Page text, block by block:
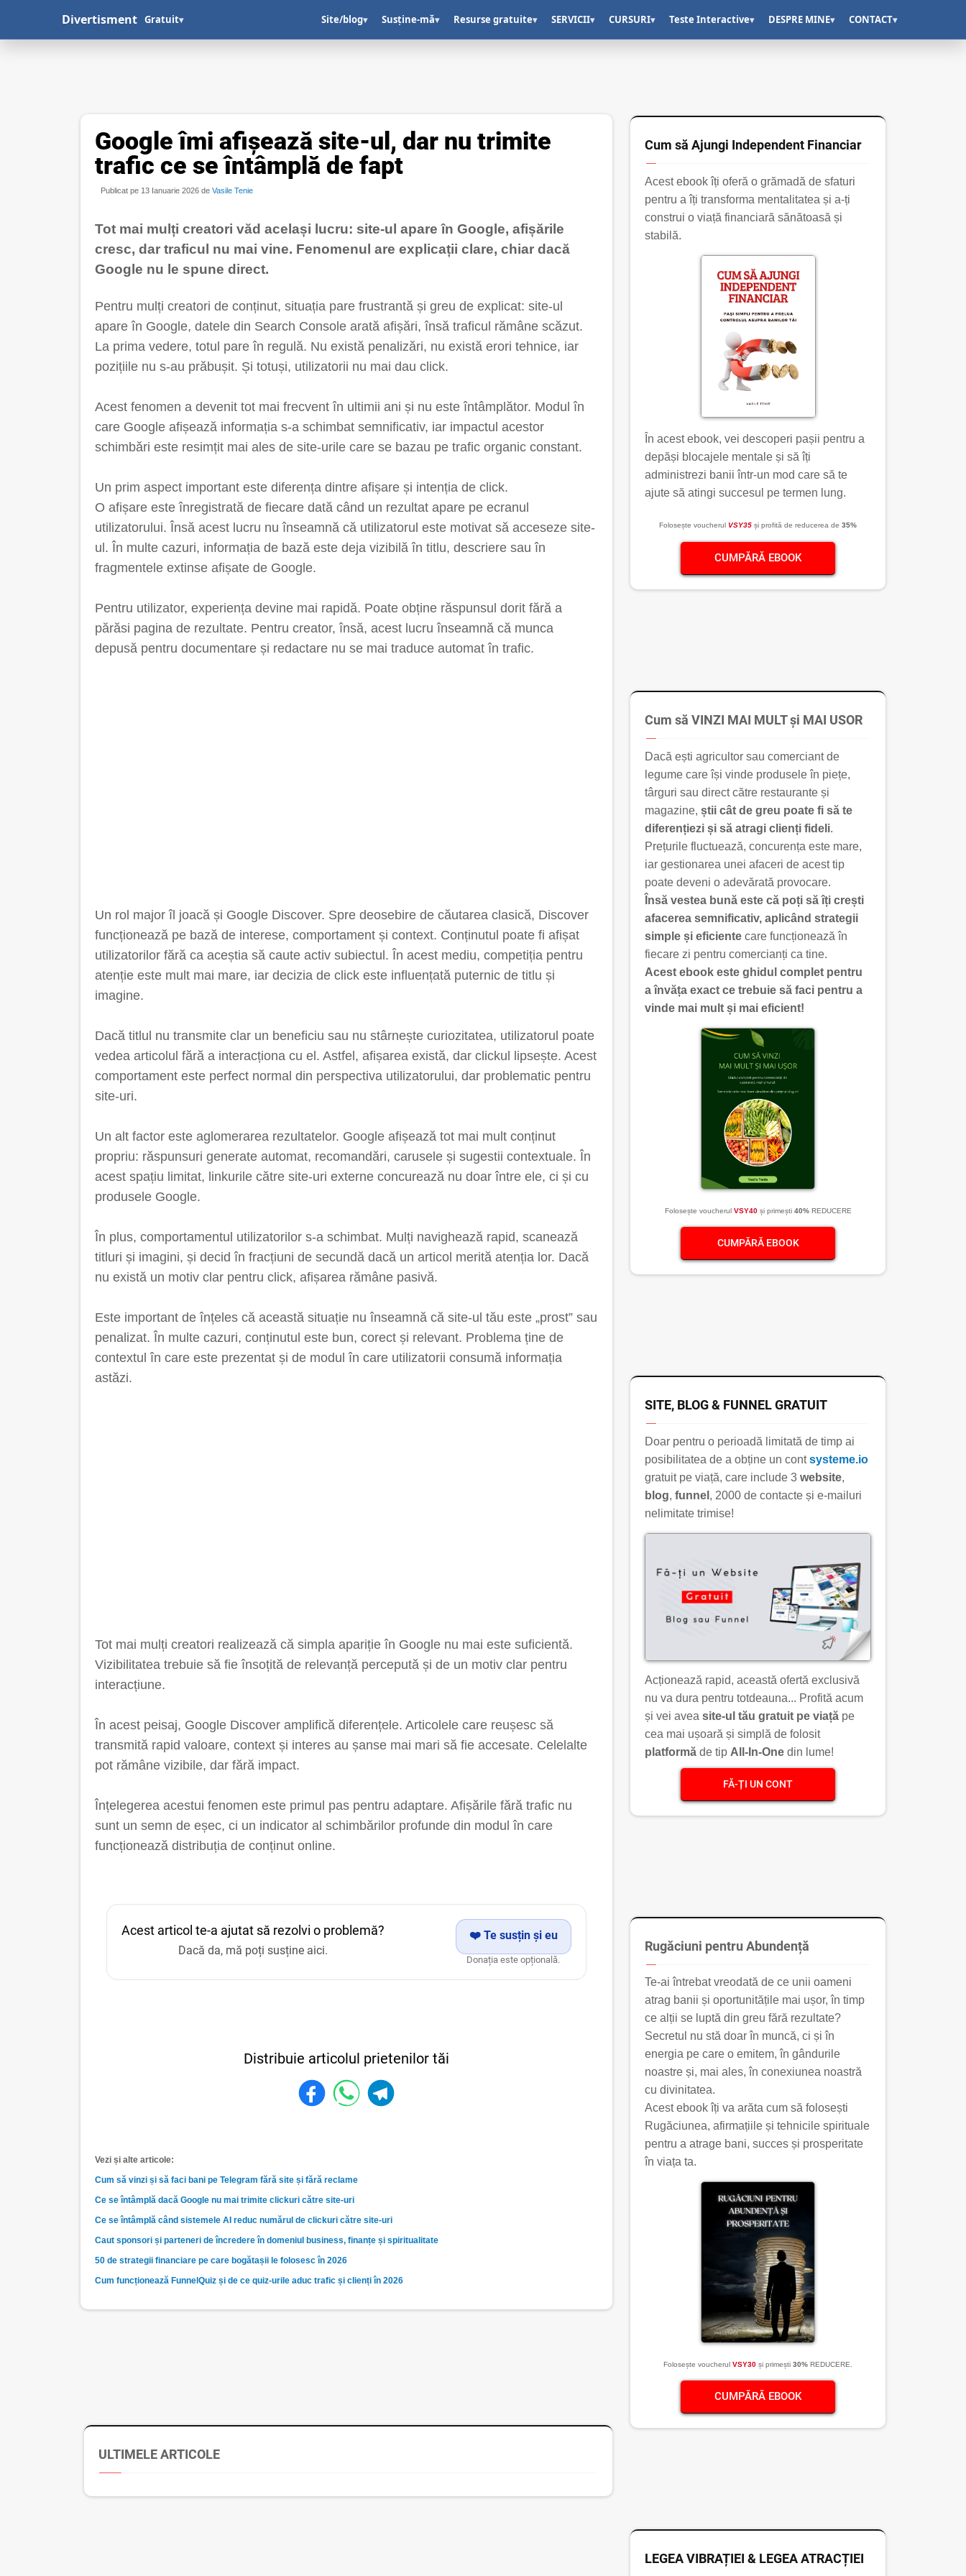
Divertisment Gratuit▾ Site/blog▾ Susține-mă▾ Resurse gratuite▾ SERVICII▾ CURSURI▾ Teste Interactive▾ DESPRE MINE▾ CONTACT▾
Google îmi afișează site-ul, dar nu trimite
trafic ce se întâmplă de fapt
Publicat pe 13 Ianuarie 2026 de Vasile Tenie
Tot mai mulți creatori văd același lucru: site-ul apare în Google, afișările
cresc, dar traficul nu mai vine. Fenomenul are explicații clare, chiar dacă
Google nu le spune direct.
Pentru mulți creatori de conținut, situația pare frustrantă și greu de explicat: site-ul
apare în Google, datele din Search Console arată afișări, însă traficul rămâne scăzut.
La prima vedere, totul pare în regulă. Nu există penalizări, nu există erori tehnice, iar
pozițiile nu s-au prăbușit. Și totuși, utilizatorii nu mai dau click.
Acest fenomen a devenit tot mai frecvent în ultimii ani și nu este întâmplător. Modul în
care Google afișează informația s-a schimbat semnificativ, iar impactul acestor
schimbări este resimțit mai ales de site-urile care se bazau pe trafic organic constant.
Un prim aspect important este diferența dintre afișare și intenția de click.
O afișare este înregistrată de fiecare dată când un rezultat apare pe ecranul
utilizatorului. Însă acest lucru nu înseamnă că utilizatorul este motivat să acceseze site-
ul. În multe cazuri, informația de bază este deja vizibilă în titlu, descriere sau în
fragmentele extinse afișate de Google.
Pentru utilizator, experiența devine mai rapidă. Poate obține răspunsul dorit fără a
părăsi pagina de rezultate. Pentru creator, însă, acest lucru înseamnă că munca
depusă pentru documentare și redactare nu se mai traduce automat în trafic.
Un rol major îl joacă și Google Discover. Spre deosebire de căutarea clasică, Discover
funcționează pe bază de interese, comportament și context. Conținutul poate fi afișat
utilizatorilor fără ca aceștia să caute activ subiectul. În acest mediu, competiția pentru
atenție este mult mai mare, iar decizia de click este influențată puternic de titlu și
imagine.
Dacă titlul nu transmite clar un beneficiu sau nu stârnește curiozitatea, utilizatorul poate
vedea articolul fără a interacționa cu el. Astfel, afișarea există, dar clickul lipsește. Acest
comportament este perfect normal din perspectiva utilizatorului, dar problematic pentru
site-uri.
Un alt factor este aglomerarea rezultatelor. Google afișează tot mai mult conținut
propriu: răspunsuri generate automat, recomandări, carusele și sugestii contextuale. În
acest spațiu limitat, linkurile către site-uri externe concurează nu doar între ele, ci și cu
produsele Google.
În plus, comportamentul utilizatorilor s-a schimbat. Mulți navighează rapid, scanează
titluri și imagini, și decid în fracțiuni de secundă dacă un articol merită atenția lor. Dacă
nu există un motiv clar pentru click, afișarea rămâne pasivă.
Este important de înțeles că această situație nu înseamnă că site-ul tău este „prost” sau
penalizat. În multe cazuri, conținutul este bun, corect și relevant. Problema ține de
contextul în care este prezentat și de modul în care utilizatorii consumă informația
astăzi.
Tot mai mulți creatori realizează că simpla apariție în Google nu mai este suficientă.
Vizibilitatea trebuie să fie însoțită de relevanță percepută și de un motiv clar pentru
interacțiune.
În acest peisaj, Google Discover amplifică diferențele. Articolele care reușesc să
transmită rapid valoare, context și interes au șanse mai mari să fie accesate. Celelalte
pot rămâne vizibile, dar fără impact.
Înțelegerea acestui fenomen este primul pas pentru adaptare. Afișările fără trafic nu
sunt un semn de eșec, ci un indicator al schimbărilor profunde din modul în care
funcționează distribuția de conținut online.
Acest articol te-a ajutat să rezolvi o problemă?
Dacă da, mă poți susține aici.
❤️ Te susțin și eu
Donația este opțională.
Distribuie articolul prietenilor tăi
Vezi și alte articole:
Cum să vinzi și să faci bani pe Telegram fără site și fără reclame
Ce se întâmplă dacă Google nu mai trimite clickuri către site-uri
Ce se întâmplă când sistemele AI reduc numărul de clickuri către site-uri
Caut sponsori și parteneri de încredere în domeniul business, finanțe și spiritualitate
50 de strategii financiare pe care bogătașii le folosesc în 2026
Cum funcționează FunnelQuiz și de ce quiz-urile aduc trafic și clienți în 2026
ULTIMELE ARTICOLE
Cum să Ajungi Independent Financiar
Acest ebook îți oferă o grămadă de sfaturi
pentru a îți transforma mentalitatea și a-ți
construi o viață financiară sănătoasă și
stabilă.
În acest ebook, vei descoperi pașii pentru a
depăși blocajele mentale și să îți
administrezi banii într-un mod care să te
ajute să atingi succesul pe termen lung.
Folosește voucherul VSY35 și profită de reducerea de 35%
CUMPĂRĂ EBOOK
Cum să VINZI MAI MULT și MAI USOR
Dacă ești agricultor sau comerciant de
legume care își vinde produsele în piețe,
târguri sau direct către restaurante și
magazine, știi cât de greu poate fi să te
diferențiezi și să atragi clienți fideli.
Prețurile fluctuează, concurența este mare,
iar gestionarea unei afaceri de acest tip
poate deveni o adevărată provocare.
Însă vestea bună este că poți să îți crești
afacerea semnificativ, aplicând strategii
simple și eficiente care funcționează în
fiecare zi pentru comercianți ca tine.
Acest ebook este ghidul complet pentru
a învăța exact ce trebuie să faci pentru a
vinde mai mult și mai eficient!
Folosește voucherul VSY40 și primești 40%REDUCERE
CUMPĂRĂ EBOOK
SITE, BLOG & FUNNEL GRATUIT
Doar pentru o perioadă limitată de timp ai
posibilitatea de a obține un contsysteme.io
gratuit pe viață, care include 3 website,
blog, funnel , 2000 de contacte și e-mailuri
nelimitate trimise!
Acționează rapid, această ofertă exclusivă
nu va dura pentru totdeauna... Profită acum
și vei avea site-ul tău gratuit pe viață pe
cea mai ușoară și simplă de folosit
platformă de tip All-In-One din lume!
FĂ-ȚI UN CONT
Rugăciuni pentru Abundență
Te-ai întrebat vreodată de ce unii oameni
atrag banii și oportunitățile mai ușor, în timp
ce alții se luptă din greu fără rezultate?
Secretul nu stă doar în muncă, ci și în
energia pe care o emitem, în gândurile
noastre și, mai ales, în conexiunea noastră
cu divinitatea.
Acest ebook îți va arăta cum să folosești
Rugăciunea, afirmațiile și tehnicile spirituale
pentru a atrage bani, succes și prosperitate
în viața ta.
Folosește voucherul VSY30 și primești 30% REDUCERE.
CUMPĂRĂ EBOOK
LEGEA VIBRAȚIEI & LEGEA ATRACȚIEI